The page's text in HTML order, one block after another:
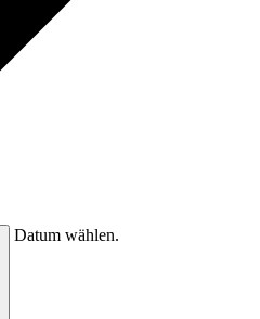
Datum wählen.